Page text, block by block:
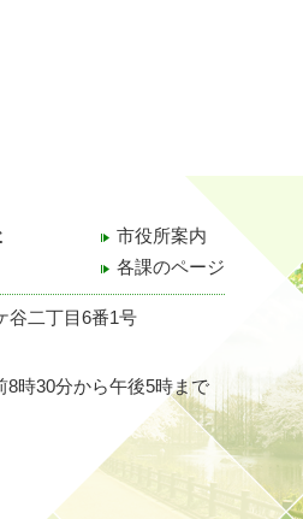
市役所案内
各課のページ
谷二丁目6番1号
8時30分から午後5時まで